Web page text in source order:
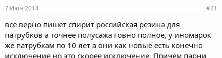
е
ы
л
а
7 Июн 2014 #21
все верно пишет спирит российская резина для
патрубков а точнее полусажа говно полное, у иномарок
же патрубкам по 10 лет а они как новые есть конечно
исключение но это скорее исключение. Причем парни